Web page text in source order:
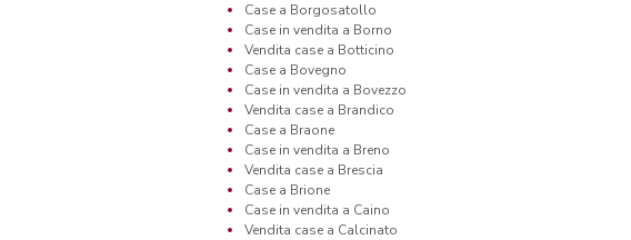
Case a Borgosatollo
Case in vendita a Borno
Vendita case a Botticino
Case a Bovegno
Case in vendita a Bovezzo
Vendita case a Brandico
Case a Braone
Case in vendita a Breno
Vendita case a Brescia
Case a Brione
Case in vendita a Caino
Vendita case a Calcinato